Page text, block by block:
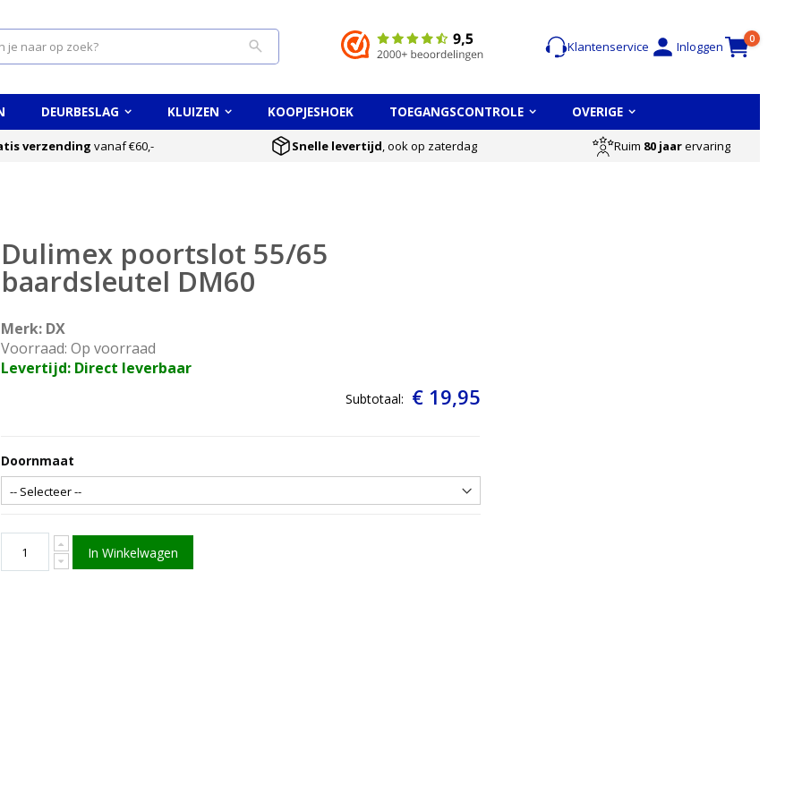
Search
Klantenservice Inloggen
Cart
0items
DEURBESLAG KLUIZEN KOOPJESHOEK TOEGANGSCONTROLE OVERIGE
verzending vanaf €60,- Snelle levertijd, ook op zaterdag Ruim 80 jaarervaring
Dulimex poortslot 55/65
baardsleutel DM60
Merk: DX
Voorraad: Op voorraad
Levertijd: Direct leverbaar
Subtotaal: € 19,95
Doornmaat
In Winkelwagen